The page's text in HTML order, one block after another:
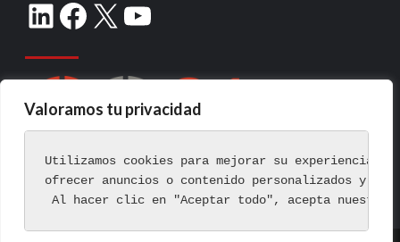
Valoramos tu privacidad
Utilizamos cookies para mejorar su experiencia
ofrecer anuncios o contenido personalizados y
Al hacer clic en "Aceptar todo", acepta nuestro